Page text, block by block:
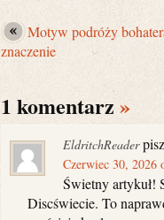
Motyw podróży
znaczenie
1 komentarz »
EldritchReader
Czerwiec 30, 2026
Świetny artykuł!
Discświecie. To